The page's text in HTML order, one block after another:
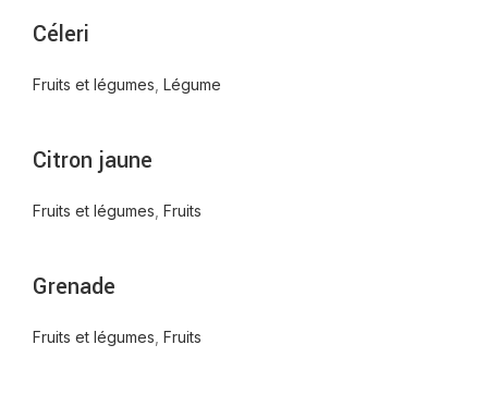
Céleri
Fruits et légumes Légume
Citron jaune
Fruits et légumes Fruits
Grenade
Fruits et légumes Fruits